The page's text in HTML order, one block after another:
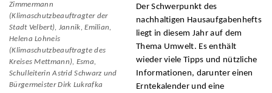
Zimmermann
(Klimaschutzbeauftragter der
Stadt Velbert), Jannik, Emilian,
Helena Lohneis
(Klimaschutzbeauftragte des
Kreises Mettmann), Esma,
Schulleiterin Astrid Schwarz und
Bürgermeister Dirk Lukrafka
Der Schwerpunkt des
nachhaltigen Hausaufgabenhefts
liegt in diesem Jahr auf dem
Thema Umwelt. Es enthält
wieder viele Tipps und nützliche
Informationen, darunter einen
Erntekalender und eine